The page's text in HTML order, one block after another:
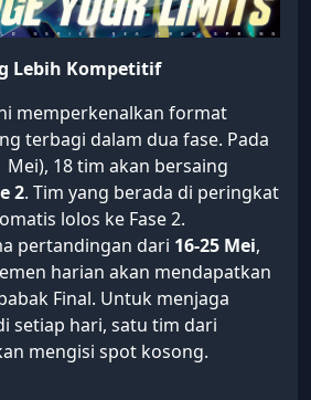
Lebih Kompetitif
memperkenalkan format
terbagi dalam dua fase. Pada
Mei), 18 tim akan bersaing
2. Tim yang berada di peringkat
lolos ke Fase 2.
pertandingan dari 16-25 Mei,
harian akan mendapatkan
Final. Untuk menjaga
setiap hari, satu tim dari
mengisi spot kosong.